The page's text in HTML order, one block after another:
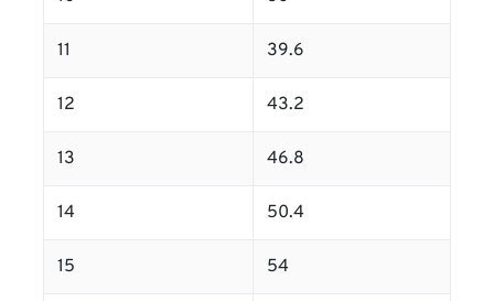
11 39.6
12 43.2
13 46.8
14 50.4
15 54